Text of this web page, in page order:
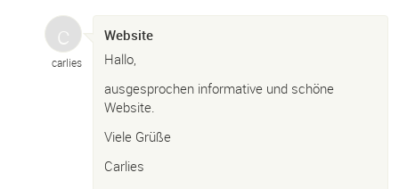
carlies
Website
Hallo,
ausgesprochen informative und schöne
Website.
Viele Grüße
Carlies